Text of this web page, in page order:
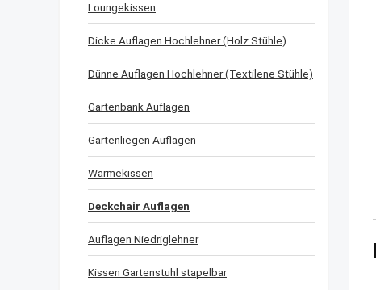
Loungekissen
Dicke Auflagen Hochlehner (Holz Stühle)
Dünne Auflagen Hochlehner (Textilene Stühle)
Gartenbank Auflagen
Gartenliegen Auflagen
Wärmekissen
Deckchair Auflagen
Auflagen Niedriglehner
Kissen Gartenstuhl stapelbar